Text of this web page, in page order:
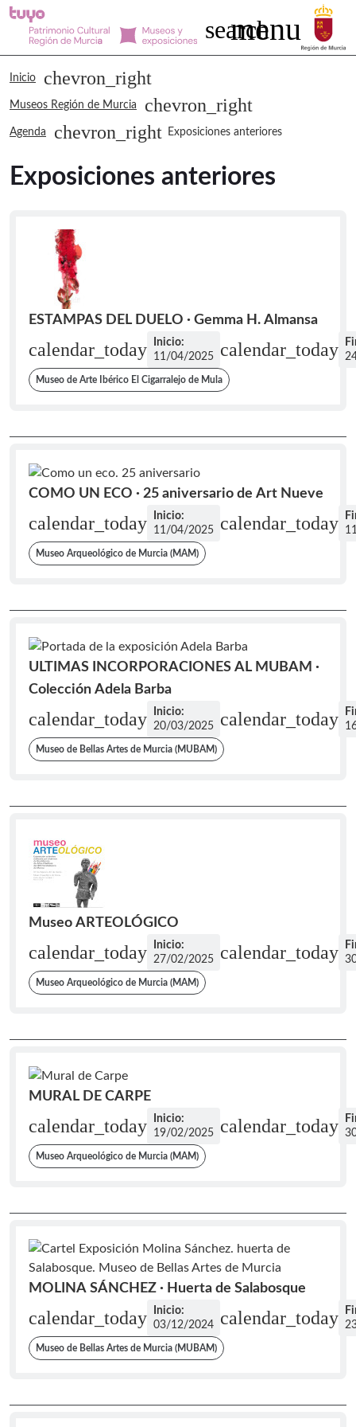
Museos Región de Murcia
Buscar
search
menu
Inicio chevron_right
Museos Región de Murcia chevron_right
Agenda chevron_right Exposiciones anteriores
Exposiciones anteriores
ESTAMPAS DEL DUELO · Gemma H. Almansa
calendar_today
Inicio:
11/04/2025
calendar_today
Museo de Arte Ibérico El Cigarralejo de Mula
COMO UN ECO · 25 aniversario de Art Nueve
calendar_today
Inicio:
11/04/2025
calendar_today
Museo Arqueológico de Murcia (MAM)
ULTIMAS INCORPORACIONES AL MUBAM ·
Colección Adela Barba
calendar_today
Inicio:
20/03/2025
calendar_today
Museo de Bellas Artes de Murcia (MUBAM)
Museo ARTEOLÓGICO
calendar_today
Inicio:
27/02/2025
calendar_today
Museo Arqueológico de Murcia (MAM)
MURAL DE CARPE
calendar_today
Inicio:
19/02/2025
calendar_today
Museo Arqueológico de Murcia (MAM)
MOLINA SÁNCHEZ · Huerta de Salabosque
calendar_today
Inicio:
03/12/2024
calendar_today
Museo de Bellas Artes de Murcia (MUBAM)